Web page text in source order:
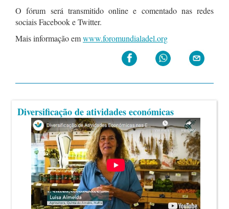
O fórum será transmitido online e comentado nas redes
sociais Facebook e Twitter.
Mais informação emwww.foromundialadel.org
Diversificação de atividades económicas